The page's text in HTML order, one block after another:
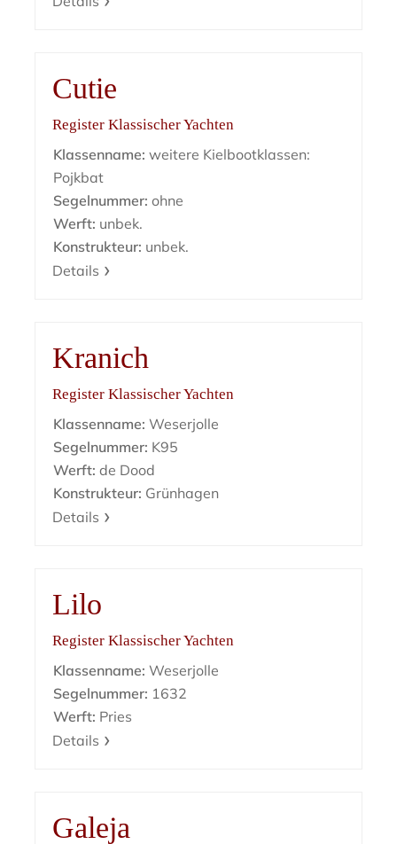
Cutie
Register Klassischer Yachten
Klassenname: weitere Kielbootklassen:
Pojkbat
Segelnummer: ohne
Werft: unbek.
Konstrukteur: unbek.
Details
Kranich
Register Klassischer Yachten
Klassenname: Weserjolle
Segelnummer: K95
Werft: de Dood
Konstrukteur: Grünhagen
Details
Lilo
Register Klassischer Yachten
Klassenname: Weserjolle
Segelnummer: 1632
Werft: Pries
Details
Galeja